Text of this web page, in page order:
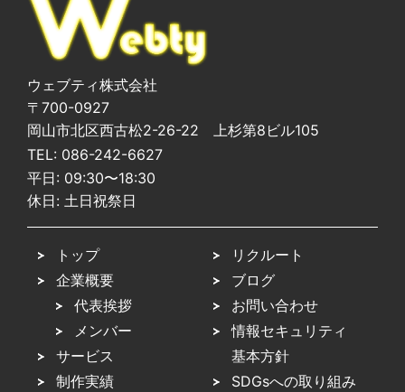
ウェブティ株式会社
〒700-0927
岡山市北区西古松2-26-22 上杉第8ビル105
TEL: 086-242-6627
平日: 09:30〜18:30
休日: 土日祝祭日
トップ
企業概要
代表挨拶
メンバー
サービス
制作実績
リクルート
ブログ
お問い合わせ
情報セキュリティ
基本方針
SDGsへの取り組み